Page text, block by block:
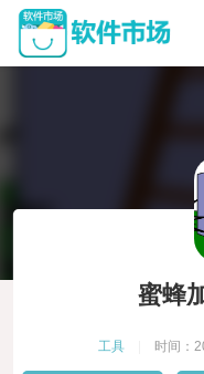
蜜蜂
工具 时间：